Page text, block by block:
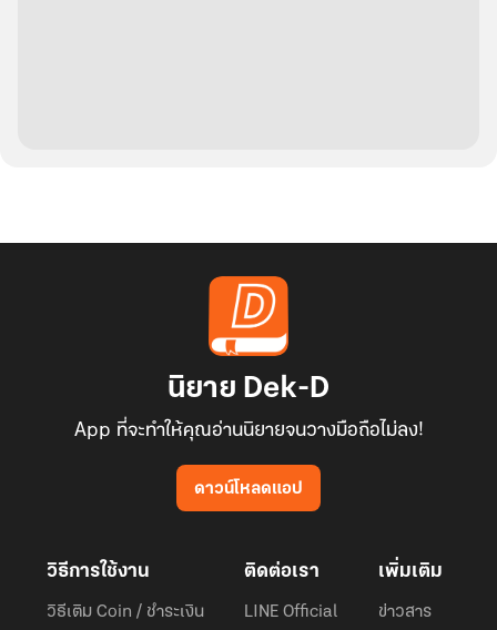
นิยาย Dek-D
App ที่จะทำให้คุณอ่านนิยายจนวางมือถือไม่ลง!
ดาวน์โหลดแอป
วิธีการใช้งาน
วิธีเติม Coin / ชำระเงิน
ติดต่อเรา
LINE Official
เพิ่มเติม
ข่าวสาร